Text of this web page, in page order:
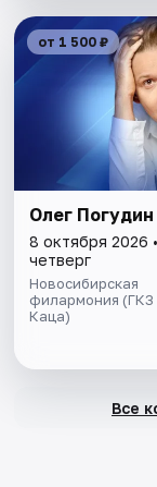
от 1 500 ₽
Олег Погудин
8 октября 2026 •
четверг
Новосибирская
филармония
Каца)
Все